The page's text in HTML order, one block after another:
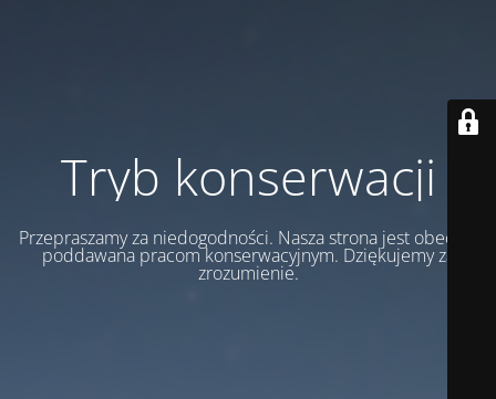
Tryb konserwacji
Przepraszamy za niedogodności. Nasza strona jest obecnie
poddawana pracom konserwacyjnym. Dziękujemy za
zrozumienie.